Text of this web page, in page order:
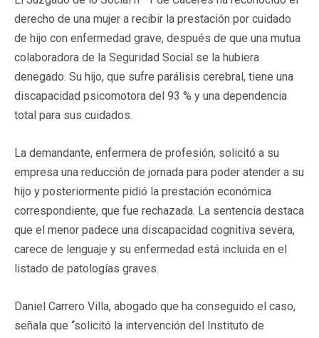
derecho de una mujer a recibir la prestación por cuidado
de hijo con enfermedad grave, después de que una mutua
colaboradora de la Seguridad Social se la hubiera
denegado. Su hijo, que sufre parálisis cerebral, tiene una
discapacidad psicomotora del 93 % y una dependencia
total para sus cuidados.
La demandante, enfermera de profesión, solicitó a su
empresa una reducción de jornada para poder atender a su
hijo y posteriormente pidió la prestación económica
correspondiente, que fue rechazada. La sentencia destaca
que el menor padece una discapacidad cognitiva severa,
carece de lenguaje y su enfermedad está incluida en el
listado de patologías graves.
Daniel Carrero Villa, abogado que ha conseguido el caso,
señala que “solicitó la intervención del Instituto de